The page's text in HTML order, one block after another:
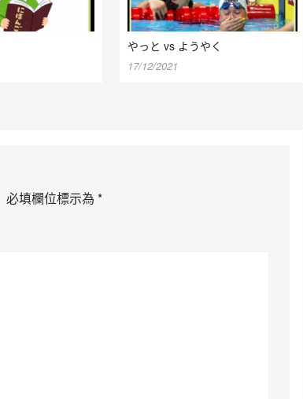
やっと vs ようやく
17/12/2021
必填欄位標示為 *